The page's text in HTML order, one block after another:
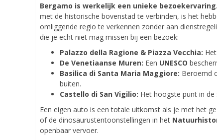
Bergamo is werkelijk een unieke bezoekervaring.
met de historische bovenstad te verbinden, is het
omliggende regio te verkennen zonder aan
die je echt niet mag missen bij een bezoek:
Palazzo della Ragione & Piazza Vecchia:
De Venetiaanse Muren: Een UNESCO
Basilica di Santa Maria Maggiore: Beroemd
buiten.
Castello di San Vigilio: Het hoogste punt in
Een eigen auto is een totale uitkomst als je met het
of de dinosaurustentoonstellingen in het
openbaar vervoer.